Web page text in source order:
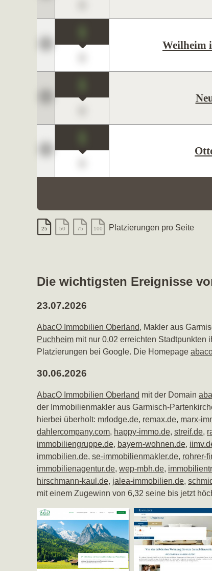
Weilheim
25 50 75 100 Platzierungen pro Seite
Die wichtigsten Ereignisse
23.07.2026
AbacO Immobilien Oberland, Makler aus
Puchheim mit nur 0,02 erreichten Stadtpunkten
Platzierungen bei Google. Die Homepage
30.06.2026
AbacO Immobilien Oberland mit der Domain
der Immobilienmakler aus Garmisch-
hierbei überholt: mrlodge.de, remax.de, marx-
dahlercompany.com, happy-immo.de, streif.de,
immobiliengruppe.de, bayern-wohnen.de,
immobilien.de, se-immobilienmakler.de, rohrer-
immobilienagentur.de, wep-mbh.de,
hirschmann-kaul.de, jalea-immobilien.de,
mit einem Zugewinn von 6,32 seine bis jetzt